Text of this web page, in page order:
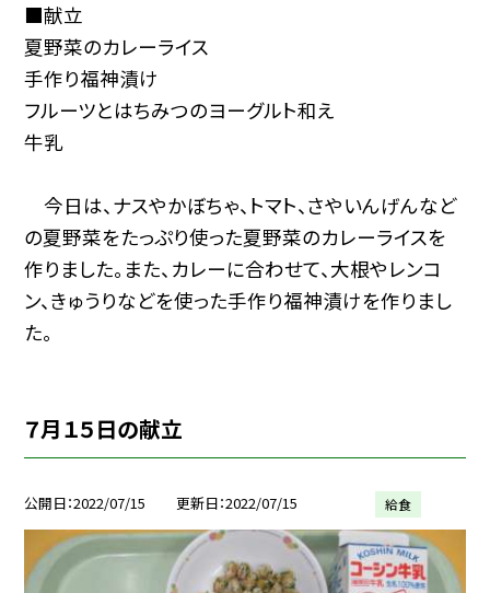
■献立
夏野菜のカレーライス
手作り福神漬け
フルーツとはちみつのヨーグルト和え
牛乳
今日は、ナスやかぼちゃ、トマト、さやいんげんなど
の夏野菜をたっぷり使った夏野菜のカレーライスを
作りました。また、カレーに合わせて、大根やレンコ
ン、きゅうりなどを使った手作り福神漬けを作りまし
た。
７月１５日の献立
公開日 2022/07/15 更新日 2022/07/15 給食